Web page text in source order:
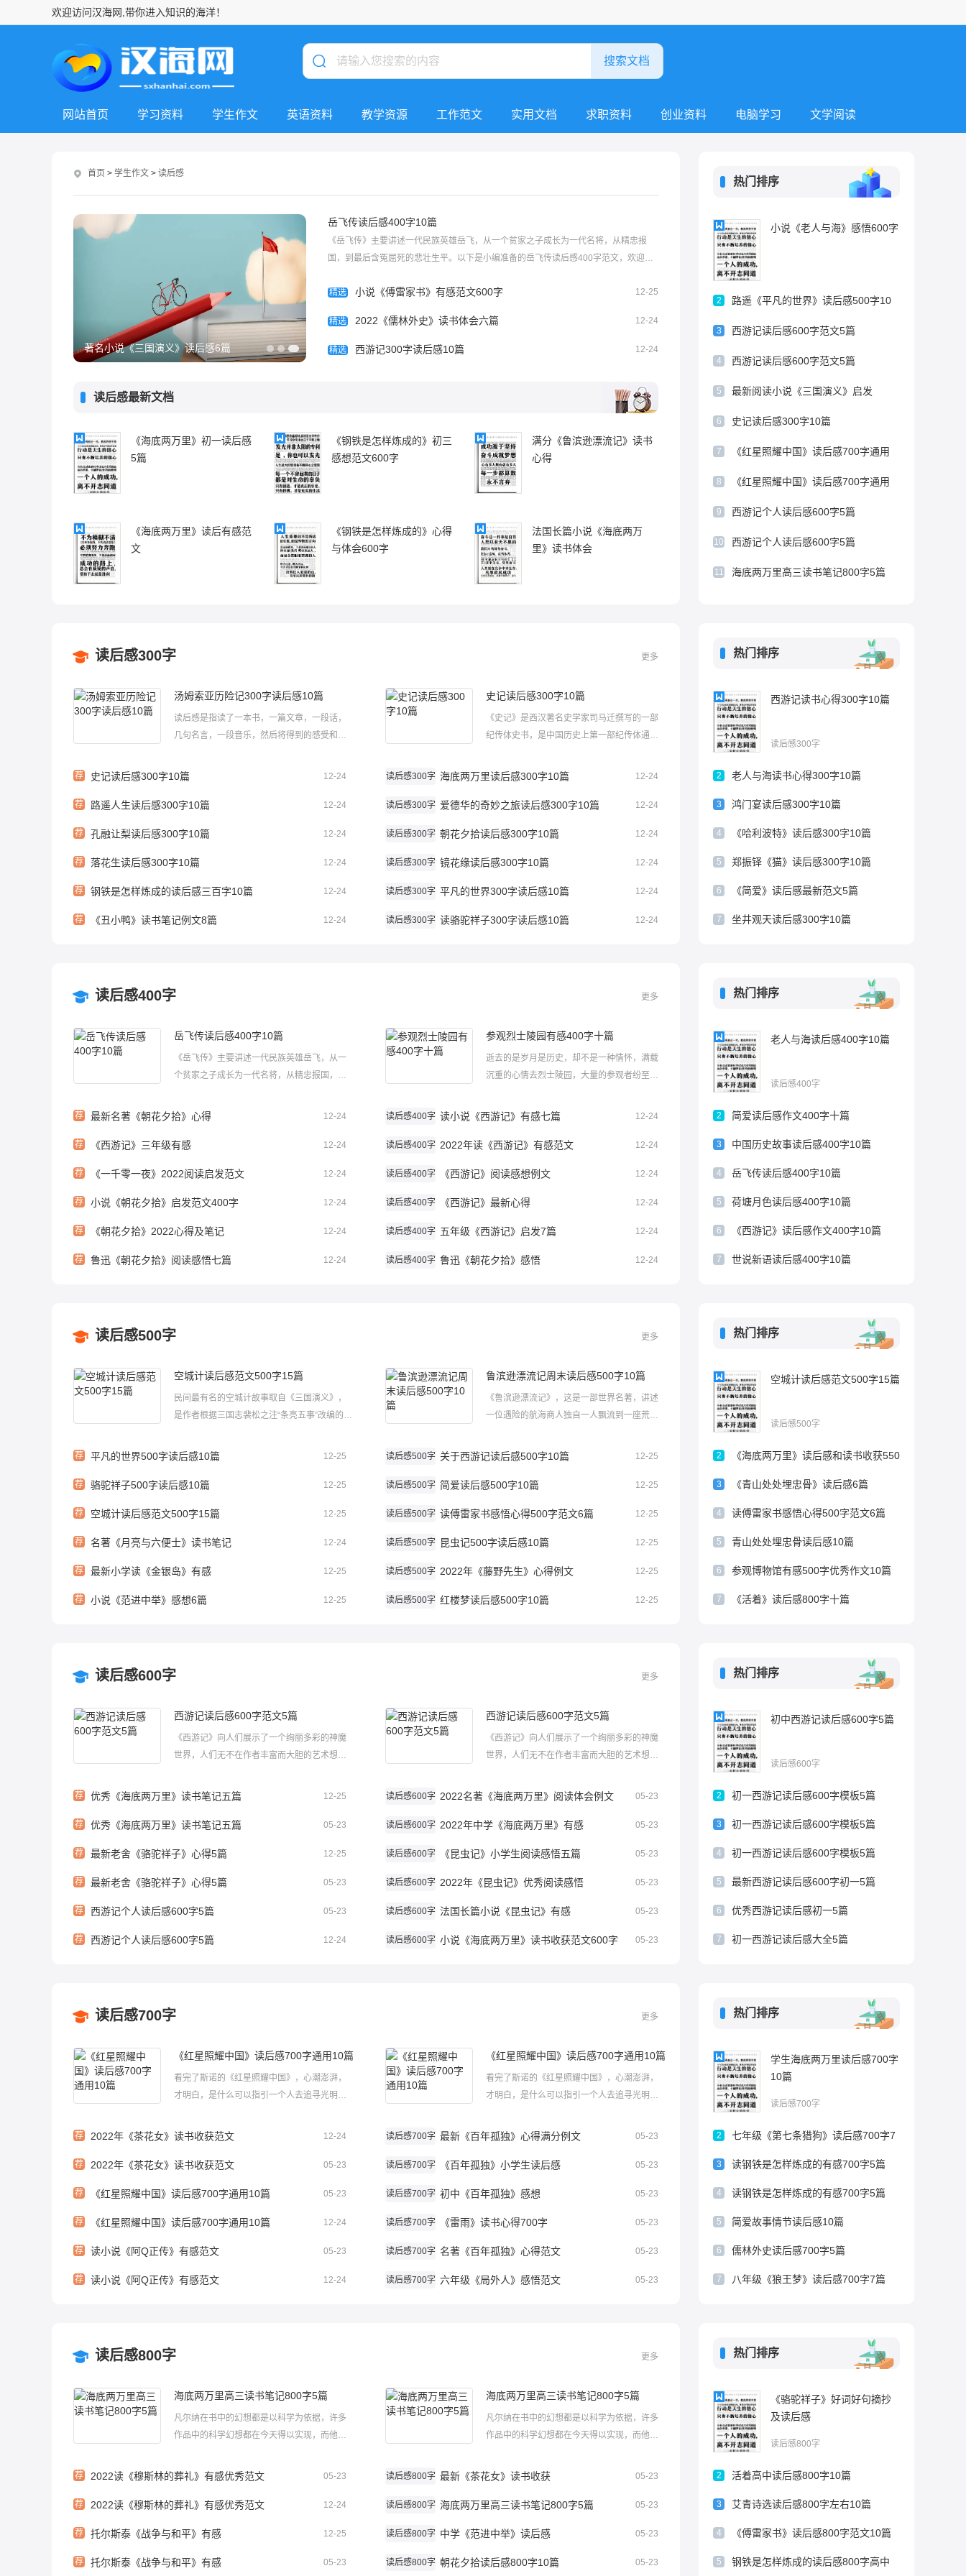
欢迎访问汉海网,带你进入知识的海洋！
网站首页 学习资料 学生作文 英语资料 教学资源 工作范文 实用文档 求职资料 创业资料 电脑学习 文学阅读
首页 > 学生作文 > 读后感
著名小说《三国演义》读后感6篇 汤姆索亚历险记300字读后感10篇
岳飞传读后感400字10篇
《岳飞传》主要讲述一代民族英雄岳飞，从一个贫家之子成长为一代名将，从精忠报
国，到最后含冤屈死的悲壮生平。以下是小编准备的岳飞传读后感400字范文，欢迎借
这本书主...[查看全文]
精选 小说《傅雷家书》有感范文600字 12-25
精选 2022《儒林外史》读书体会六篇 12-24
精选 西游记300字读后感10篇 12-24
读后感最新文档
《海底两万里》初一读后感
5篇
《钢铁是怎样炼成的》初三
感想范文600字
满分《鲁滨逊漂流记》读书
心得
《海底两万里》读后有感范
文
《钢铁是怎样炼成的》心得
与体会600字
法国长篇小说《海底两万
里》读书体会
热门排序
小说《老人与海》感悟600字
2
路遥《平凡的世界》读后感500字10
3 西游记读后感600字范文5篇
4 西游记读后感600字范文5篇
5 最新阅读小说《三国演义》启发
6 史记读后感300字10篇
7
《红星照耀中国》读后感700字通用
8
《红星照耀中国》读后感700字通用
9 西游记个人读后感600字5篇
10 西游记个人读后感600字5篇
11 海底两万里高三读书笔记800字5篇
读后感300字 更多
汤姆索亚历险记300字读后感10篇
读后感是指读了一本书，一篇文章，一段话，
几句名言，一段音乐，然后将得到的感受和启
记，以下是小编准备的汤姆索亚历险记300字读
字读后感1《汤姆·索亚历险记》中...
荐 史记读后感300字10篇 12-24
荐 路遥人生读后感300字10篇 12-24
荐 孔融让梨读后感300字10篇 12-24
荐 落花生读后感300字10篇 12-24
荐 钢铁是怎样炼成的读后感三百字10篇 12-24
荐 《丑小鸭》读书笔记例文8篇 12-24
史记读后感300字10篇
《史记》是西汉著名史学家司马迁撰写的一部
纪传体史书，是中国历史上第一部纪传体通
史记读后感300字范文，欢迎借鉴学习。史记读
为它不仅有很多有趣的故事，还可...
读后感300字 海底两万里读后感300字10篇 12-24
读后感300字 爱德华的奇妙之旅读后感300字10篇 12-24
读后感300字 朝花夕拾读后感300字10篇 12-24
读后感300字 镜花缘读后感300字10篇 12-24
读后感300字 平凡的世界300字读后感10篇 12-24
读后感300字 读骆驼祥子300字读后感10篇 12-24
热门排序
西游记读书心得300字10篇
读后感300字
2 老人与海读书心得300字10篇
3 鸿门宴读后感300字10篇
4 《哈利波特》读后感300字10篇
5 郑振铎《猫》读后感300字10篇
6 《简爱》读后感最新范文5篇
7 坐井观天读后感300字10篇
读后感400字 更多
岳飞传读后感400字10篇
《岳飞传》主要讲述一代民族英雄岳飞，从一
个贫家之子成长为一代名将，从精忠报国，到
岳飞传读后感400字范文，欢迎借鉴学习。岳飞
名字叫做——《岳飞传》。这本书主...
荐 最新名著《朝花夕拾》心得 12-24
荐 《西游记》三年级有感 12-24
荐 《一千零一夜》2022阅读启发范文 12-24
荐 小说《朝花夕拾》启发范文400字 12-24
荐 《朝花夕拾》2022心得及笔记 12-24
荐 鲁迅《朝花夕拾》阅读感悟七篇 12-24
参观烈士陵园有感400字十篇
逝去的是岁月是历史，却不是一种情怀，满载
沉重的心情去烈士陵园，大量的参观者纷至沓
园有感400字十篇精选，欢迎阅读分享。参观烈
观了瑞安西山烈士陵园，西山烈士陵...
读后感400字 读小说《西游记》有感七篇 12-24
读后感400字 2022年读《西游记》有感范文 12-24
读后感400字 《西游记》阅读感想例文 12-24
读后感400字 《西游记》最新心得 12-24
读后感400字 五年级《西游记》启发7篇 12-24
读后感400字 鲁迅《朝花夕拾》感悟 12-24
热门排序
老人与海读后感400字10篇
读后感400字
2 简爱读后感作文400字十篇
3 中国历史故事读后感400字10篇
4 岳飞传读后感400字10篇
5 荷塘月色读后感400字10篇
6 《西游记》读后感作文400字10篇
7 世说新语读后感400字10篇
读后感500字 更多
空城计读后感范文500字15篇
民间最有名的空城计故事取自《三国演义》，
是作者根据三国志裴松之注“条亮五事”改编的一
面小编给大家带来了空城计读后感范文500字
我读了一篇《三国演义》里的一篇文...
荐 平凡的世界500字读后感10篇 12-25
荐 骆驼祥子500字读后感10篇 12-25
荐 空城计读后感范文500字15篇 12-25
荐 名著《月亮与六便士》读书笔记 12-24
荐 最新小学读《金银岛》有感 12-25
荐 小说《范进中举》感想6篇 12-25
鲁滨逊漂流记周末读后感500字10篇
《鲁滨逊漂流记》，这是一部世界名著，讲述
一位遇险的航海商人独自一人飘流到一座荒
末读后感500字范文10篇，以供大家参考!鲁滨
记》这本精彩的小说后。一个高大的...
读后感500字 关于西游记读后感500字10篇 12-25
读后感500字 简爱读后感500字10篇 12-25
读后感500字 读傅雷家书感悟心得500字范文6篇 12-25
读后感500字 昆虫记500字读后感10篇 12-25
读后感500字 2022年《藤野先生》心得例文 12-25
读后感500字 红楼梦读后感500字10篇 12-25
热门排序
空城计读后感范文500字15篇
读后感500字
2
《海底两万里》读后感和读书收获550
3 《青山处处埋忠骨》读后感6篇
4 读傅雷家书感悟心得500字范文6篇
5 青山处处埋忠骨读后感10篇
6 参观博物馆有感500字优秀作文10篇
7 《活着》读后感800字十篇
读后感600字 更多
西游记读后感600字范文5篇
《西游记》向人们展示了一个绚丽多彩的神魔
世界，人们无不在作者丰富而大胆的艺术想象
西游记读后感600字范文，欢迎大家来阅读。西
之一，它充满了离奇的色彩，向人们...
荐 优秀《海底两万里》读书笔记五篇 12-25
荐 优秀《海底两万里》读书笔记五篇 05-23
荐 最新老舍《骆驼祥子》心得5篇 12-25
荐 最新老舍《骆驼祥子》心得5篇 05-23
荐 西游记个人读后感600字5篇 05-23
荐 西游记个人读后感600字5篇 12-24
西游记读后感600字范文5篇
《西游记》向人们展示了一个绚丽多彩的神魔
世界，人们无不在作者丰富而大胆的艺术想象
西游记读后感600字范文，欢迎大家来阅读。西
之一，它充满了离奇的色彩，向人们...
读后感600字 2022名著《海底两万里》阅读体会例文 05-23
读后感600字 2022年中学《海底两万里》有感 05-23
读后感600字 《昆虫记》小学生阅读感悟五篇 05-23
读后感600字 2022年《昆虫记》优秀阅读感悟 05-23
读后感600字 法国长篇小说《昆虫记》有感 05-23
读后感600字 小说《海底两万里》读书收获范文600字 05-23
热门排序
初中西游记读后感600字5篇
读后感600字
2 初一西游记读后感600字模板5篇
3 初一西游记读后感600字模板5篇
4 初一西游记读后感600字模板5篇
5 最新西游记读后感600字初一5篇
6 优秀西游记读后感初一5篇
7 初一西游记读后感大全5篇
读后感700字 更多
《红星照耀中国》读后感700字通用10篇
看完了斯诺的《红星照耀中国》，心潮澎湃，
才明白，是什么可以指引一个人去追寻光明，
写?以下是小编为大家准备的《红星照耀中国》
《红星照耀中国》读后感700字1...
荐 2022年《茶花女》读书收获范文 12-24
荐 2022年《茶花女》读书收获范文 05-23
荐 《红星照耀中国》读后感700字通用10篇 05-23
荐 《红星照耀中国》读后感700字通用10篇 12-24
荐 读小说《阿Q正传》有感范文 05-23
荐 读小说《阿Q正传》有感范文 12-24
《红星照耀中国》读后感700字通用10篇
看完了斯诺的《红星照耀中国》，心潮澎湃，
才明白，是什么可以指引一个人去追寻光明，
写?以下是小编为大家准备的《红星照耀中国》
《红星照耀中国》读后感700字1...
读后感700字 最新《百年孤独》心得满分例文 05-23
读后感700字 《百年孤独》小学生读后感 05-23
读后感700字 初中《百年孤独》感想 05-23
读后感700字 《雷雨》读书心得700字 05-23
读后感700字 名著《百年孤独》心得范文 05-23
读后感700字 六年级《局外人》感悟范文 05-23
热门排序
学生海底两万里读后感700字
10篇
读后感700字
2
七年级《第七条猎狗》读后感700字7
篇
3 读钢铁是怎样炼成的有感700字5篇
4 读钢铁是怎样炼成的有感700字5篇
5 简爱故事情节读后感10篇
6 儒林外史读后感700字5篇
7 八年级《狼王梦》读后感700字7篇
读后感800字 更多
海底两万里高三读书笔记800字5篇
凡尔纳在书中的幻想都是以科学为依据，许多
作品中的科学幻想都在今天得以实现，而他的
色让人读起来趣味盎然。书中的故事生动幽
险的热情。下面是小编为大家带来的海底两万
荐 2022读《穆斯林的葬礼》有感优秀范文 05-23
荐 2022读《穆斯林的葬礼》有感优秀范文 12-24
荐 托尔斯泰《战争与和平》有感 12-25
荐 托尔斯泰《战争与和平》有感 05-23
海底两万里高三读书笔记800字5篇
凡尔纳在书中的幻想都是以科学为依据，许多
作品中的科学幻想都在今天得以实现，而他的
色让人读起来趣味盎然。书中的故事生动幽
险的热情。下面是小编为大家带来的海底两万
读后感800字 最新《茶花女》读书收获 05-23
读后感800字 海底两万里高三读书笔记800字5篇 05-23
读后感800字 中学《范进中举》读后感 05-23
读后感800字 朝花夕拾读后感800字10篇 05-23
热门排序
《骆驼祥子》好词好句摘抄
及读后感
读后感800字
2 活着高中读后感800字10篇
3 艾青诗选读后感800字左右10篇
4 《傅雷家书》读后感800字范文10篇
5 钢铁是怎样炼成的读后感800字高中